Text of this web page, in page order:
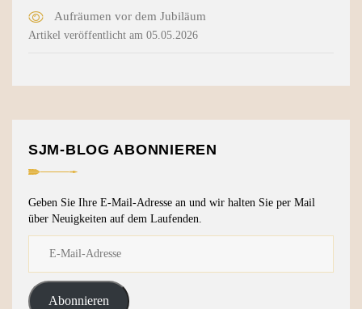
Aufräumen vor dem Jubiläum
Artikel veröffentlicht am 05.05.2026
SJM-BLOG ABONNIEREN
Geben Sie Ihre E-Mail-Adresse an und wir halten Sie per Mail
über Neuigkeiten auf dem Laufenden.
Abonnieren